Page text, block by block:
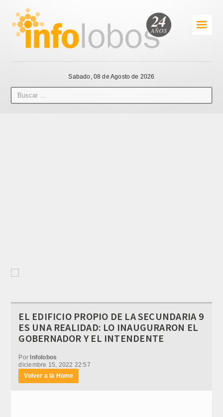
☰
Sabado, 08 de Agosto de 2026
EL EDIFICIO PROPIO DE LA SECUNDARIA 9
ES UNA REALIDAD: LO INAUGURARON EL
GOBERNADOR Y EL INTENDENTE
Por Infolobos
diciembre 15, 2022 22:57
Volver a la Home